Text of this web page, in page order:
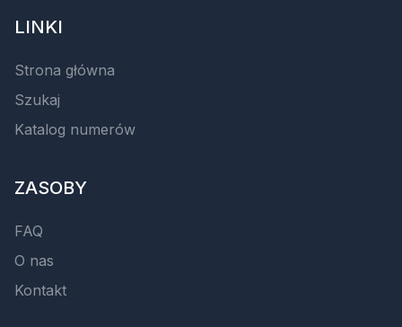
LINKI
Strona główna
Szukaj
Katalog numerów
ZASOBY
FAQ
O nas
Kontakt